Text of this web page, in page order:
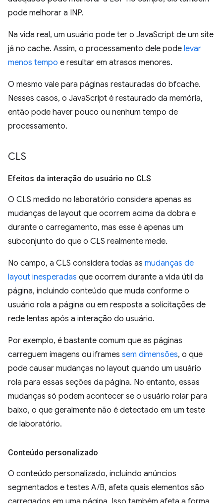
pode melhorar a INP.
Na vida real, um usuário pode ter o JavaScript de um site
já no cache. Assim, o processamento dele pode levar
menos tempo e resultar em atrasos menores.
O mesmo vale para páginas restauradas do bfcache.
Nesses casos, o JavaScript é restaurado da memória,
então pode haver pouco ou nenhum tempo de
processamento.
CLS
Efeitos da interação do usuário no CLS
O CLS medido no laboratório considera apenas as
mudanças de layout que ocorrem acima da dobra e
durante o carregamento, mas esse é apenas um
subconjunto do que o CLS realmente mede.
No campo, a CLS considera todas as mudanças de
layout inesperadas que ocorrem durante a vida útil da
página, incluindo conteúdo que muda conforme o
usuário rola a página ou em resposta a solicitações de
rede lentas após a interação do usuário.
Por exemplo, é bastante comum que as páginas
carreguem imagens ou iframes sem dimensões, o que
pode causar mudanças no layout quando um usuário
rola para essas seções da página. No entanto, essas
mudanças só podem acontecer se o usuário rolar para
baixo, o que geralmente não é detectado em um teste
de laboratório.
Conteúdo personalizado
O conteúdo personalizado, incluindo anúncios
segmentados e testes A/B, afeta quais elementos são